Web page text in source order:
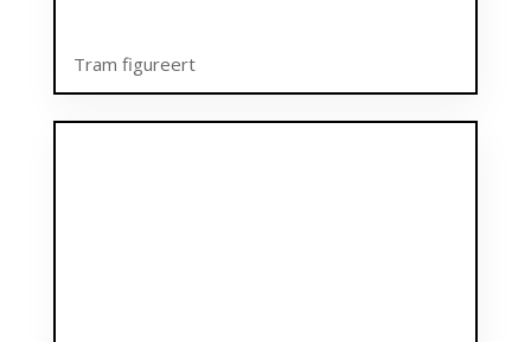
Tram figureert